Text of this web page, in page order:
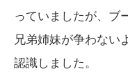
っていましたが、ブ
兄弟姉妹が争わない
認識しました。